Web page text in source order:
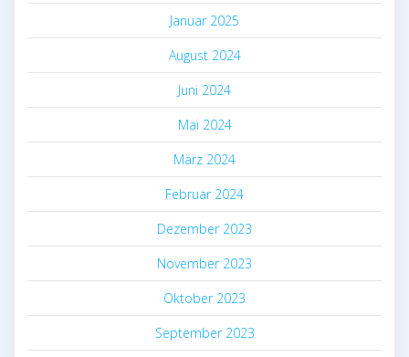
Januar 2025
August 2024
Juni 2024
Mai 2024
März 2024
Februar 2024
Dezember 2023
November 2023
Oktober 2023
September 2023